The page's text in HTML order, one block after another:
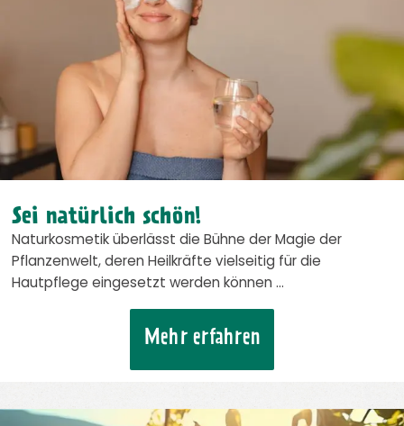
Sei natürlich schön!
Naturkosmetik überlässt die Bühne der Magie der
Pflanzenwelt, deren Heilkräfte vielseitig für die
Hautpflege eingesetzt werden können …
Mehr erfahren